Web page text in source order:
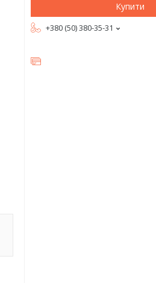
Купити
+380 (50) 380-35-31